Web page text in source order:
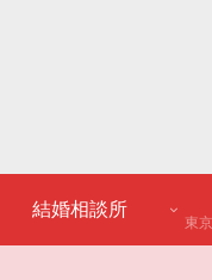
結婚相談所